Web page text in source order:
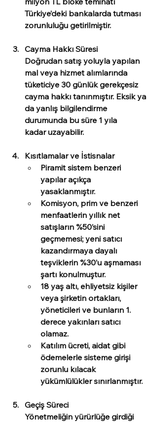
Türkiye’deki bankalarda tutması
zorunluluğu getirilmiştir.
Cayma Hakkı Süresi
Doğrudan satış yoluyla yapılan
mal veya hizmet alımlarında
tüketiciye 30 günlük gerekçesiz
cayma hakkı tanınmıştır. Eksik ya
da yanlış bilgilendirme
durumunda bu süre 1 yıla
kadar uzayabilir.
Kısıtlamalar ve İstisnalar
Piramit sistem benzeri
yapılar açıkça
yasaklanmıştır.
Komisyon, prim ve benzeri
menfaatlerin yıllık net
satışların %50’sini
geçmemesi; yeni satıcı
kazandırmaya dayalı
teşviklerin %30’u aşmaması
şartı konulmuştur.
18 yaş altı, ehliyetsiz kişiler
veya şirketin ortakları,
yöneticileri ve bunların 1.
derece yakınları satıcı
olamaz.
Katılım ücreti, aidat gibi
ödemelerle sisteme girişi
zorunlu kılacak
yükümlülükler sınırlanmıştır.
Geçiş Süreci
Yönetmeliğin yürürlüğe girdiği